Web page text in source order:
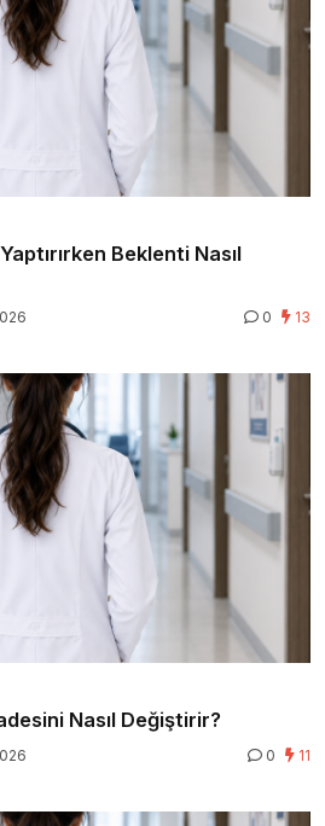
Beklenti Nasıl
0 13
Nasıl Değiştirir?
0 11